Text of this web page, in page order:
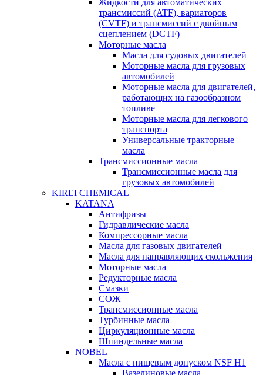
Жидкости для автоматических
трансмиссий (ATF), вариаторов
(CVTF) и трансмиссий с двойным
сцеплением (DCTF)
Моторные масла
Масла для судовых двигателей
Моторные масла для грузовых
автомобилей
Моторные масла для двигателей,
работающих на газообразном
топливе
Моторные масла для легкового
транспорта
Универсальные тракторные
масла
Трансмиссионные масла
Трансмиссионные масла для
грузовых автомобилей
KIREI CHEMICAL
KATANA
Антифризы
Гидравлические масла
Компрессорные масла
Масла для газовых двигателей
Масла для направляющих скольжения
Моторные масла
Редукторные масла
Смазки
СОЖ
Трансмиссионные масла
Турбинные масла
Циркуляционные масла
Шпиндельные масла
NOBEL
Масла с пищевым допуском NSF H1
Вазелиновые масла